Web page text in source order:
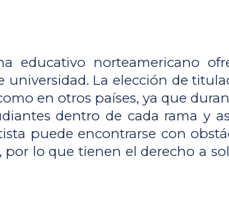
educativo norteamericano
La elección de
en otros países, ya que
dentro de cada rama y
puede encontrarse con
lo que tienen el derecho a